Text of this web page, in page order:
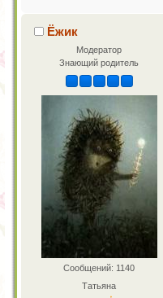
Ёжик
Модератор
Знающий родитель
Сообщений: 1140
Татьяна